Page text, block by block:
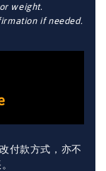
weight.
if needed.
付款方式，亦不